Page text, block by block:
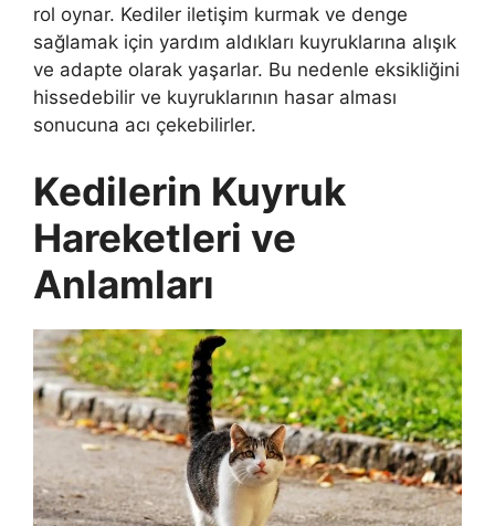
rol oynar. Kediler iletişim kurmak ve denge
sağlamak için yardım aldıkları kuyruklarına alışık
ve adapte olarak yaşarlar. Bu nedenle eksikliğini
hissedebilir ve kuyruklarının hasar alması
sonucuna acı çekebilirler.
Kedilerin Kuyruk
Hareketleri ve
Anlamları